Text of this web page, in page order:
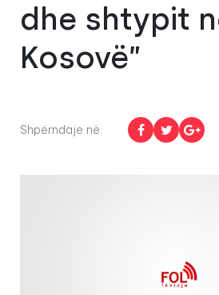
dhe shtypit
Kosovë”
Shpërndaje në: